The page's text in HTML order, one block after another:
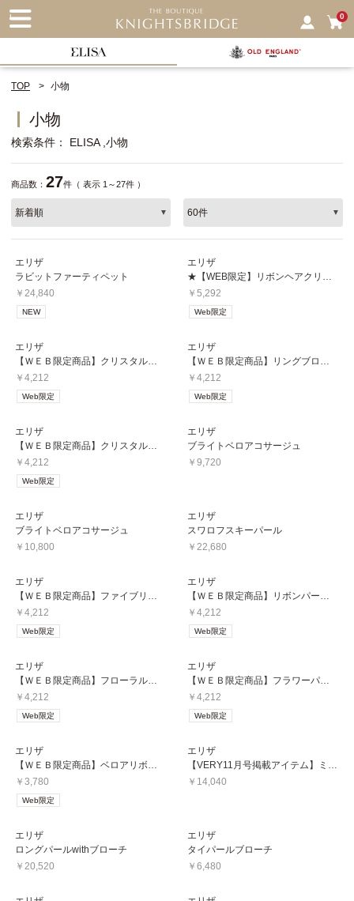
0
TOP 小物
小物
検索条件 ELISA 小物
商品数： 27件（ 表示 1～27件 ）
エリザ
ラビットファーティペット
￥24,840
NEW
エリザ
￥5,292
Web限定
エリザ
￥4,212
Web限定
エリザ
￥4,212
Web限定
エリザ
￥4,212
Web限定
エリザ
ブライトベロアコサージュ
￥9,720
エリザ
ブライトベロアコサージュ
￥10,800
エリザ
スワロフスキーパール
￥22,680
エリザ
￥4,212
Web限定
エリザ
￥4,212
Web限定
エリザ
￥4,212
Web限定
エリザ
￥4,212
Web限定
エリザ
￥3,780
Web限定
エリザ
￥14,040
エリザ
ロングパールwithブローチ
￥20,520
エリザ
タイパールブローチ
￥6,480